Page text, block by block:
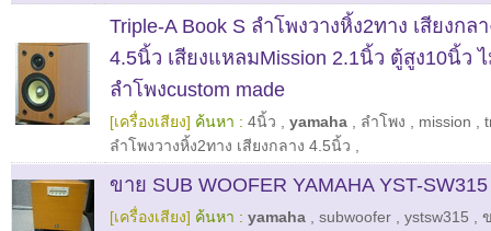
Triple-A Book S ลำโพงวางหิ้ง2ทาง เสียงกล
4.5นิ้ว เสียงแหลมMission 2.1นิ้ว ตู้สูง10นิ้ว
ลำโพงcustom made
[เครื่องเสียง] ค้นหา : 4นิ้ว yamaha ลำโพง mission
ลำโพงวางหิ้ง2ทาง เสียงกลาง 4.5นิ้ว
ขาย SUB WOOFER YAMAHA YST-SW315
[เครื่องเสียง] ค้นหา : yamaha subwoofer ystsw315